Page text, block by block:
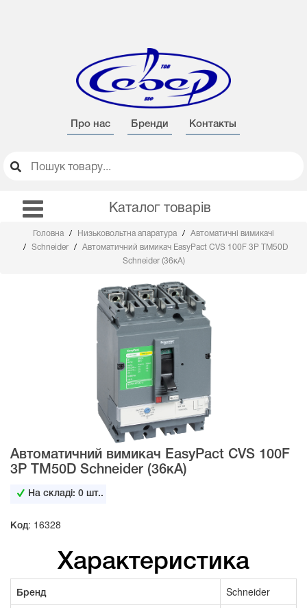
Про нас Бренди Контакты
Каталог товарів
Головна Низьковольтна апаратура
Автоматичні вимикачі
Schneider
Автоматичний вимикач EasyPact CVS 100F 3P TM50D
Schneider (36кА)
Автоматичний вимикач EasyPact CVS 100F
3P TM50D Schneider (36кА)
На складі:0 шт..
Код: 16328
Характеристика
Бренд
Schneider